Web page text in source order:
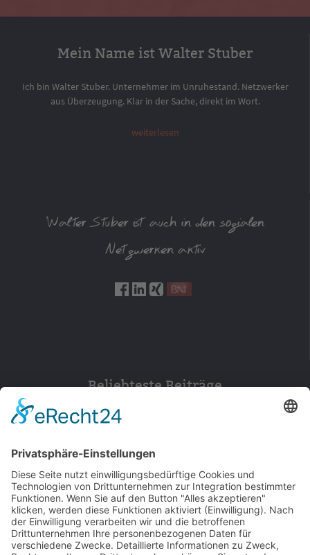
Mein Name ist Walter Stuber
Ich bin Walter Stuber. Unternehmer im Unruhestand. Netzwerker
aus Überzeugung. Klar in der Sache, direkt im Wort.
weiterlesen
Walter Stuber ist auch in den sozialen
Netzwerken aktiv
Beliebteste Beiträge
154